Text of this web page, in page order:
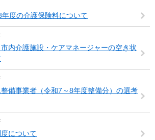
度の介護保険料について
内介護施設・ケアマネージャーの空き状
備事業者（令和7～8年度整備分）の選考
について